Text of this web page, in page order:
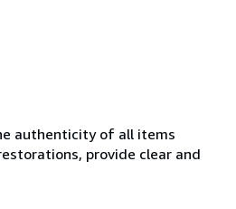
authenticity of all items
provide clear and